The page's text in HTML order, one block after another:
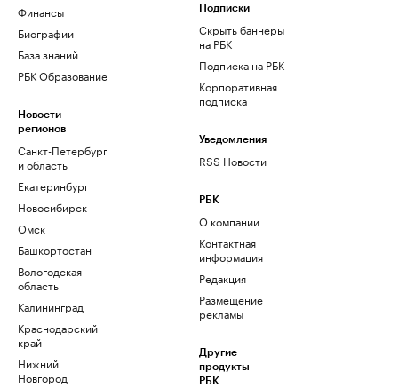
Финансы
Биографии
База знаний
РБК Образование
Новости
регионов
Санкт-Петербург
и область
Екатеринбург
Новосибирск
Омск
Башкортостан
Вологодская
область
Калининград
Краснодарский
край
Нижний
Новгород
Подписки
Скрыть баннеры
на РБК
Подписка на РБК
Корпоративная
подписка
Уведомления
RSS Новости
РБК
О компании
Контактная
информация
Редакция
Размещение
рекламы
Другие
продукты
РБК